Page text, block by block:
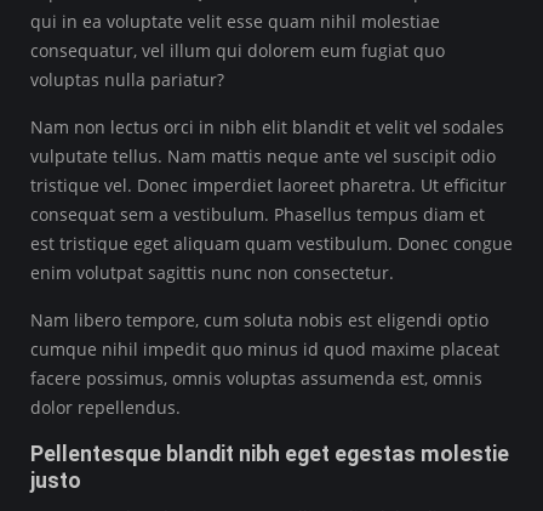
qui in ea voluptate velit esse quam nihil molestiae
consequatur, vel illum qui dolorem eum fugiat quo
voluptas nulla pariatur?
Nam non lectus orci in nibh elit blandit et velit vel sodales
vulputate tellus. Nam mattis neque ante vel suscipit odio
tristique vel. Donec imperdiet laoreet pharetra. Ut efficitur
consequat sem a vestibulum. Phasellus tempus diam et
est tristique eget aliquam quam vestibulum. Donec congue
enim volutpat sagittis nunc non consectetur.
Nam libero tempore, cum soluta nobis est eligendi optio
cumque nihil impedit quo minus id quod maxime placeat
facere possimus, omnis voluptas assumenda est, omnis
dolor repellendus.
Pellentesque blandit nibh eget egestas molestie
justo